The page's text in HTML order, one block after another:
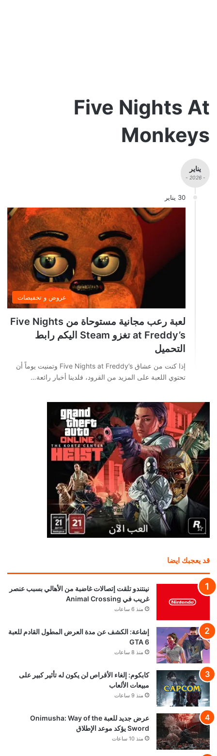
Five Nights At
Monkeys
يناير
- 2026 -
30 يناير
عروض و تخفيضات
لعبة رعب مجانية مستوحاة من Five Nights
at Freddy’s تغزو Steam اليكم رابط
التحميل
إذا كنت من عشاق Five Nights at Freddy’s وتمنيت يوماً أن
تحتوي اللعبة على المزيد من القرود، فلدينا أخبار رائعة…
قد يعجبك ايضا
نينتندو تلقت إتصالات غاضبة من الأهالي بسبب عنصر
غريب في Animal Crossing
منذ 6 ساعات
إشاعة: الكشف عن مدة العرض المطول القادم للعبة
GTA 6
منذ 8 ساعات
كابكوم: إلغاء الأقراص لن يكون له تأثير كبير على
مبيعات الألعاب
منذ 9 ساعات
عرض جديد للعبة Onimusha: Way of the
Sword يؤكد موعد الإطلاق
منذ 10 ساعات